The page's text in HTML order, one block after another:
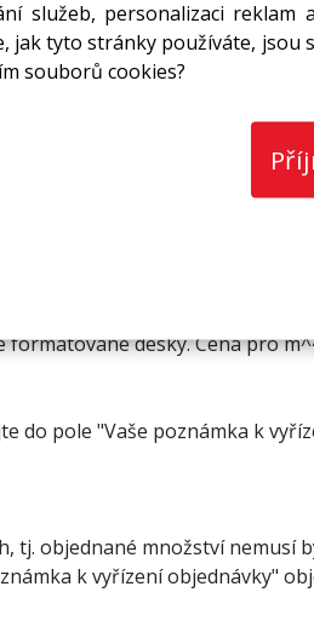
služeb, personalizaci reklam
jak tyto stránky používáte, jsou
souborů cookies?
rozvodů * v
v chemických provozech
odolnost * zvýšená
* zdravotní a
desky. Cena pro
do pole "Vaše poznámka k
tj. objednané množství nemusí
k vyřízení objednávky"